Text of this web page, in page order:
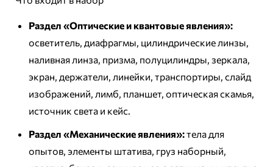
Раздел «Оптические и квантовые явления»:
осветитель, диафрагмы, цилиндрические линзы,
наливная линза, призма, полуцилиндры, зеркала,
экран, держатели, линейки, транспортиры, слайд
изображений, лимб, планшет, оптическая скамья,
источник света и кейс.
Раздел «Механические явления»:тела для
опытов, элементы штатива, груз наборный,